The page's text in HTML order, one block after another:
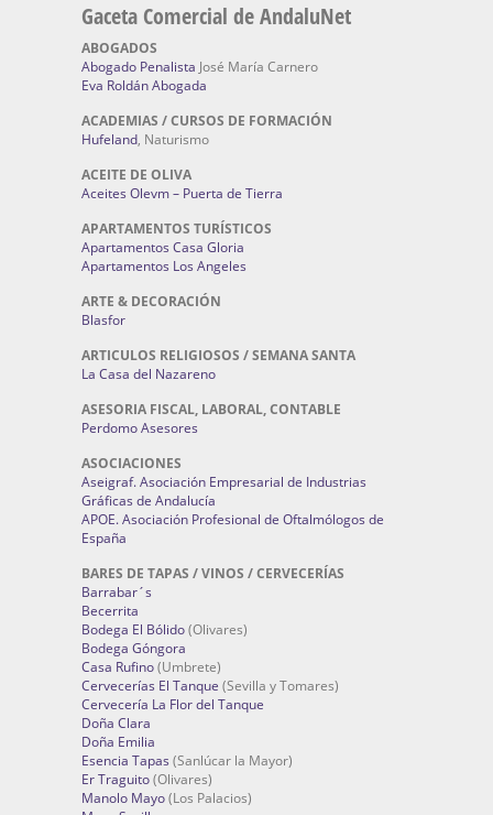
Gaceta Comercial de AndaluNet
ABOGADOS
Abogado Penalista José María Carnero
Eva Roldán Abogada
ACADEMIAS / CURSOS DE FORMACIÓN
Hufeland, Naturismo
ACEITE DE OLIVA
Aceites Olevm – Puerta de Tierra
APARTAMENTOS TURÍSTICOS
Apartamentos Casa Gloria
Apartamentos Los Angeles
ARTE & DECORACIÓN
Blasfor
ARTICULOS RELIGIOSOS / SEMANA SANTA
La Casa del Nazareno
ASESORIA FISCAL, LABORAL, CONTABLE
Perdomo Asesores
ASOCIACIONES
Aseigraf. Asociación Empresarial de Industrias
Gráficas de Andalucía
APOE. Asociación Profesional de Oftalmólogos de
España
BARES DE TAPAS / VINOS / CERVECERÍAS
Barrabar´s
Becerrita
Bodega El Bólido(Olivares)
Bodega Góngora
Casa Rufino(Umbrete)
Cervecerías El Tanque (Sevilla y Tomares)
Cervecería La Flor del Tanque
Doña Clara
Doña Emilia
Esencia Tapas (Sanlúcar la Mayor)
Er Traguito(Olivares)
Manolo Mayo(Los Palacios)